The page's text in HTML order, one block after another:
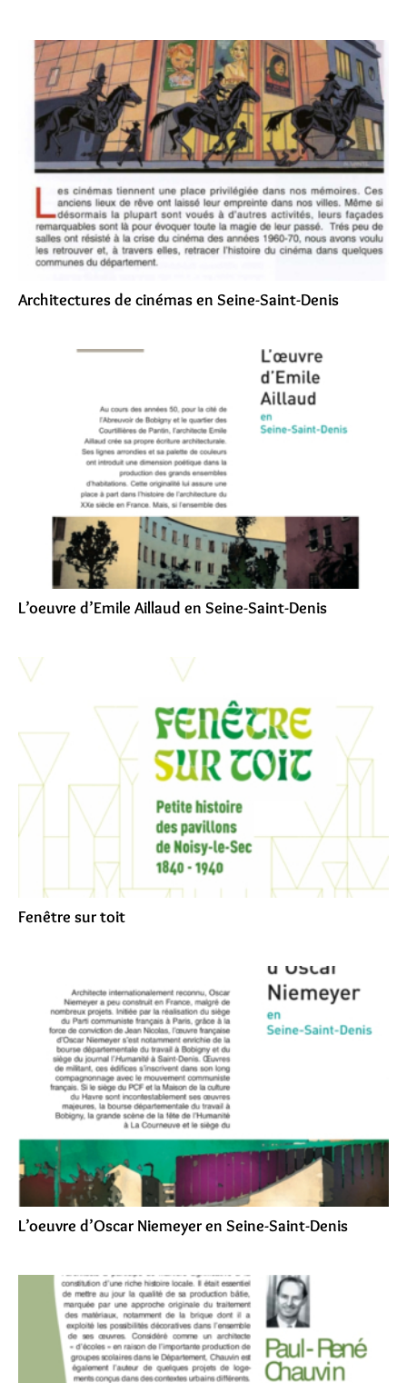
Architectures de cinémas en Seine-Saint-Denis
L’oeuvre d’Emile Aillaud en Seine-Saint-Denis
Fenêtre sur toit
L’oeuvre d’Oscar Niemeyer en Seine-Saint-Denis